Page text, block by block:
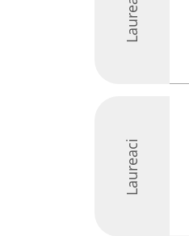
Laureaci
Laureaci